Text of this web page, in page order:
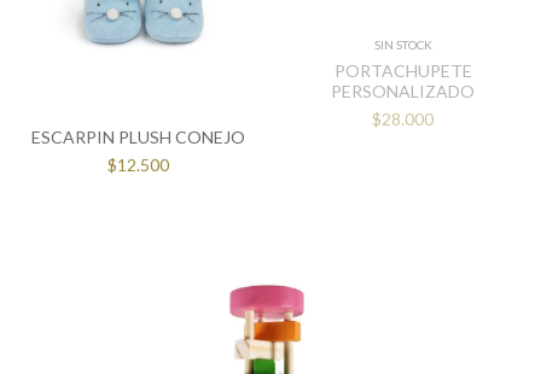
ESCARPIN PLUSH CONEJO
$12.500
SIN STOCK
PORTACHUPETE
PERSONALIZADO
$28.000